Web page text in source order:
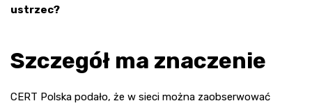
ustrzec?
Szczegół ma znaczenie
CERT Polska podało, że w sieci można zaobserwować